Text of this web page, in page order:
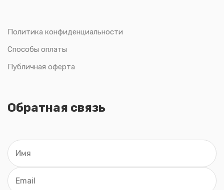
Политика конфиденциальности
Способы оплаты
Публичная оферта
Обратная связь